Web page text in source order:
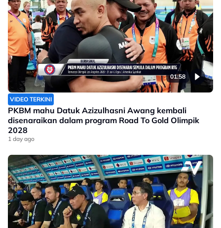
01:58
VIDEO TERKINI
PKBM mahu Datuk Azizulhasni Awang kembali
disenaraikan dalam program Road To Gold Olimpik
2028
1 day ago